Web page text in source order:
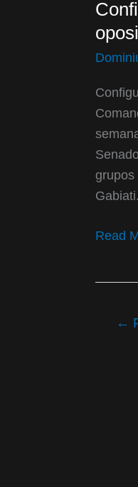
grupos
Gabiati.
das
diminui
poder
da
no
Senado
Read
←